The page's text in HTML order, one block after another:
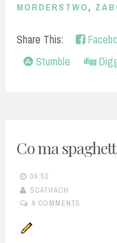
MORDERSTWO,
Share This:
Stumble
Co ma
09:52
SCATHACH
4 COMMENTS